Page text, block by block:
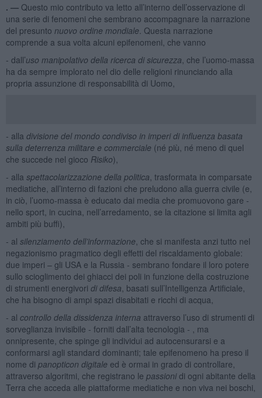
. — Questo mio contributo va letto all’interno dell’osservazione di
una serie di fenomeni che sembrano accompagnare la narrazione
del presunto nuovo ordine mondiale . Questa narrazione
comprende a sua volta alcuni epifenomeni, che vanno
- dall’uso manipolativo della ricerca di sicurezza , che l’uomo-massa
ha da sempre implorato nel dio delle religioni rinunciando alla
propria assunzione di responsabilità di Uomo,
- alla divisione del mondo condiviso in imperi di influenza basata
sulla deterrenza militare e commerciale (né più, né meno di quel
che succede nel gioco Risiko),
- alla spettacolarizzazione della politica , trasformata in comparsate
mediatiche, all’interno di fazioni che preludono alla guerra civile (e,
in ciò, l’uomo-massa è educato dai media che promuovono gare -
nello sport, in cucina, nell’arredamento, se la citazione si limita agli
ambiti più buffi),
- al silenziamento dell’informazione , che si manifesta anzi tutto nel
negazionismo pragmatico degli effetti del riscaldamento globale:
due imperi – gli USA e la Russia - sembrano fondare il loro potere
sullo scioglimento dei ghiacci dei poli in funzione della costruzione
di strumenti energivori di difesa , basati sull’Intelligenza Artificiale,
che ha bisogno di ampi spazi disabitati e ricchi di acqua,
- al controllo della dissidenza interna attraverso l’uso di strumenti di
sorveglianza invisibile - forniti dall’alta tecnologia - , ma
onnipresente, che spinge gli individui ad autocensurarsi e a
conformarsi agli standard dominanti; tale epifenomeno ha preso il
nome di panopticon digitale ed è ormai in grado di controllare,
attraverso algoritmi, che registrano le passionidi ogni abitante della
Terra che acceda alle piattaforme mediatiche e non viva nei boschi,